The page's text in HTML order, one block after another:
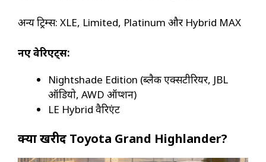
अन्य ट्रिम्स: XLE, Limited, Platinum और Hybrid MAX
नए वेरिएंट्स:
Nightshade Edition (ब्लैक एक्सटीरियर, JBL
ऑडियो, AWD ऑप्शन)
LE Hybrid वैरिएंट
क्यों खरीदें Toyota Grand Highlander?